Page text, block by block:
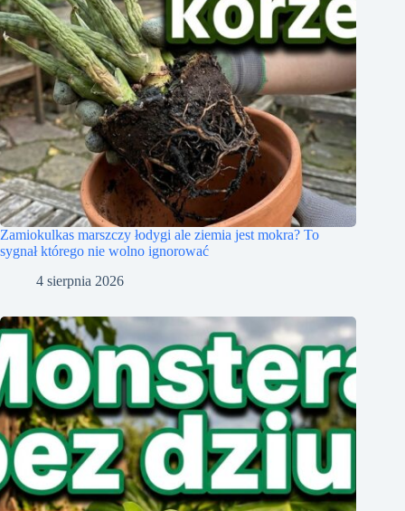
Zamiokulkas marszczy łodygi ale ziemia jest mokra? To
sygnał którego nie wolno ignorować
4 sierpnia 2026